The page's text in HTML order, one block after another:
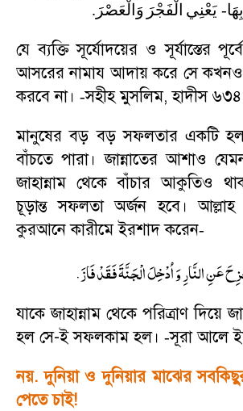
- يَعْنِي الْفَجْرَ وَالْعَصْرَ .
যে ব্যক্তি সূর্যোদয়ের ও সূর্যাস্তের
আসরের নামায আদায় করে সে কখনও
করবে না। -সহীহ মুসলিম,হাদীস ৬৩৪
মানুষের বড় বড় সফলতার একটি
বাঁচতে পারা। জান্নাতের আশাও
জাহান্নাম থেকে বাঁচার আকুতিও
চূড়ান্ত সফলতা অর্জন হবে।
কুরআনে কারীমে ইরশাদ করেন-
عَنِ النَّارِ وَ اُدْخِلَ الْجَنَّةَ فَقَدْ فَازَ.
যাকে জাহান্নাম থেকে পরিত্রাণ দিয়ে
হল সে-ই সফলকাম হল। -সূরা আলে
নয়. দুনিয়া ও দুনিয়ার মাঝের
পেতে চাই!